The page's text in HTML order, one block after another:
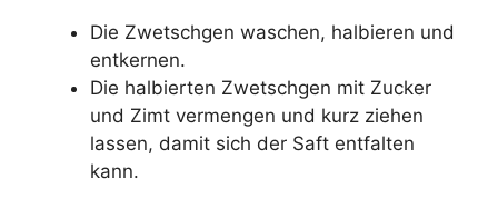
Die Zwetschgen waschen, halbieren und
entkernen.
Die halbierten Zwetschgen mit Zucker
und Zimt vermengen und kurz ziehen
lassen, damit sich der Saft entfalten
kann.